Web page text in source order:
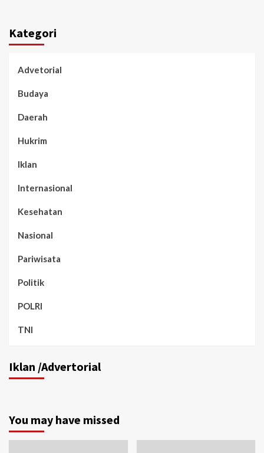
Kategori
Advetorial
Budaya
Daerah
Hukrim
Iklan
Internasional
Kesehatan
Nasional
Pariwisata
Politik
POLRI
TNI
Iklan /Advertorial
You may have missed